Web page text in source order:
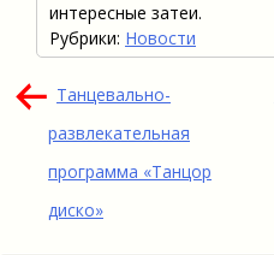
интересные затеи.
Рубрики: Новости
Навигация
по
Танцевально-
развлекательная
программа «Танцор
диско»